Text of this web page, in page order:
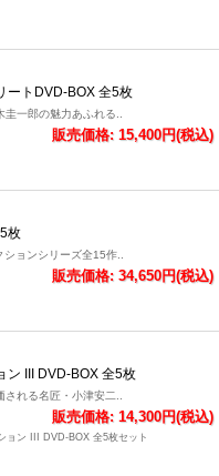
トDVD‐BOX 全5枚
一郎の魅力あふれる..
販売価格: 15,400円(税込)
枚
ョンシリーズ全15作..
販売価格: 34,650円(税込)
ン III DVD-BOX 全5枚
れる名匠・小津安二..
販売価格: 14,300円(税込)
ョン III DVD-BOX 全5枚セット